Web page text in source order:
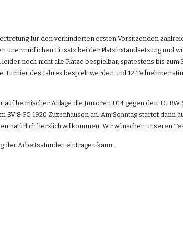
für den verhinderten ersten Vorsitzenden
unermüdlichen Einsatz bei der Platzinstandsetzung und
noch nicht alle Plätze bespielbar, spätestens bis
Turnier des Jahres bespielt werden und 12 Teilnehmer
heimischer Anlage die Junioren U14 gegen den TC
SV & FC 1920 Zuzenhausen an. Am Sonntag startet
natürlich herzlich willkommen. Wir wünschen unseren
der Arbeitsstunden eintragen kann.